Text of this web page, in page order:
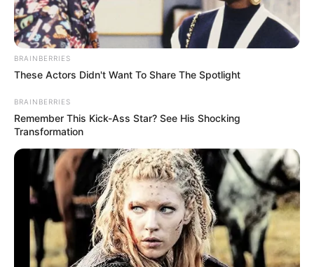
BRAINBERRIES
These Actors Didn't Want To Share The Spotlight
BRAINBERRIES
Remember This Kick-Ass Star? See His Shocking
Transformation